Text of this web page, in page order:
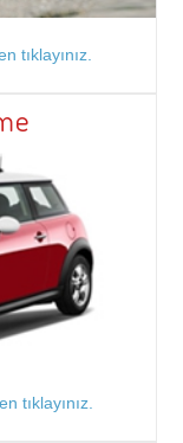
tıklayınız.
tıklayınız.